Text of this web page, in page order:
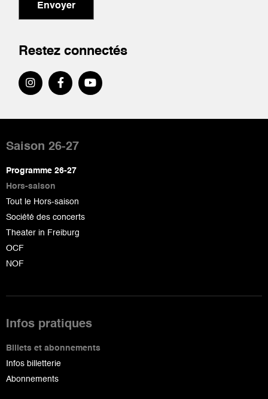
Envoyer
Restez connectés
de
page
Saison 26-27
Programme 26-27
Hors-saison
Tout le Hors-saison
Société des concerts
Theater in Freiburg
OCF
NOF
Infos pratiques
Billets et abonnements
Infos billetterie
Abonnements